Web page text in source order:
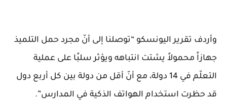
وأردف تقرير اليونسكو “توصلنا إلى أنّ مجرد حمل التلميذ
جهازاً محمولاً يشتت انتباهه ويؤثر سلبًا على عملية
التعلّم في 14 دولة، مع أنّ أقل من دولة بين كل أربع دول
قد حظرت استخدام الهواتف الذكية في المدارس”.